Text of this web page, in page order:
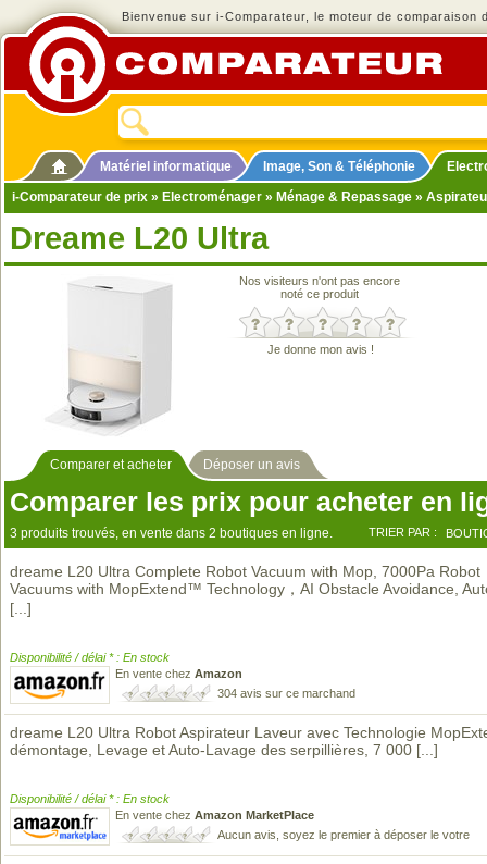
Bienvenue sur i-Comparateur, le moteur de comparaison
Matériel informatique Image, Son & Téléphonie
i-Comparateur de prix » Electroménager » Ménage & Repassage »
Dreame L20 Ultra
Nos visiteurs n'ont pas encore
noté ce produit
Je donne mon avis !
Comparer et acheter Déposer un avis
Comparer les prix pour acheter en
3 produits trouvés, en vente dans 2 boutiques en ligne. TRIER PAR :
dreame L20 Ultra Complete Robot Vacuum with Mop, 7000Pa Robot
Vacuums with MopExtend™ Technology，AI Obstacle Avoidance,
[...]
Disponibilité / délai * : En stock
En vente chez Amazon
304 avis sur ce marchand
dreame L20 Ultra Robot Aspirateur Laveur avec Technologie
démontage, Levage et Auto-Lavage des serpillières, 7 000 [...]
Disponibilité / délai * : En stock
En vente chez Amazon MarketPlace
Aucun avis, soyez le premier à déposer le votre